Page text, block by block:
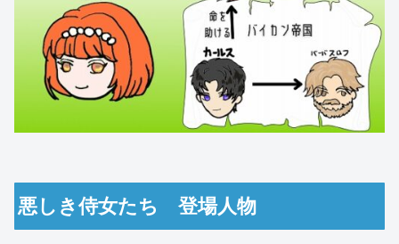
悪しき侍女たち 登場人物